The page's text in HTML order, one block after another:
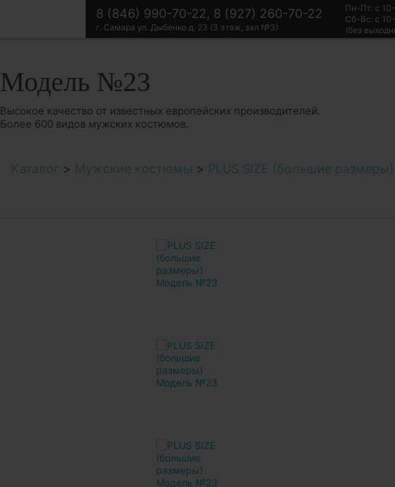
8 (846) 990-70-22, 8 (927) 260-70-22
г. Самара ул. Дыбенко д. 23 (3 этаж, зал №3)
Пн-Пт: с
Сб-Вс: с
(без
Модель №23
Высокое качество от известных европейских производителей.
Более 600 видов мужских костюмов.
Каталог > Мужские костюмы > PLUS SIZE (большие размеры)